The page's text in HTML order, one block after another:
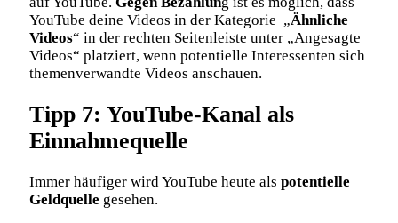
YouTube deine Videos in der Kategorie „Ähnliche
Videos“ in der rechten Seitenleiste unter „Angesagte
Videos“ platziert, wenn potentielle Interessenten sich
themenverwandte Videos anschauen.
Tipp 7: YouTube-Kanal als
Einnahmequelle
Immer häufiger wird YouTube heute als potentielle
Geldquelle gesehen.